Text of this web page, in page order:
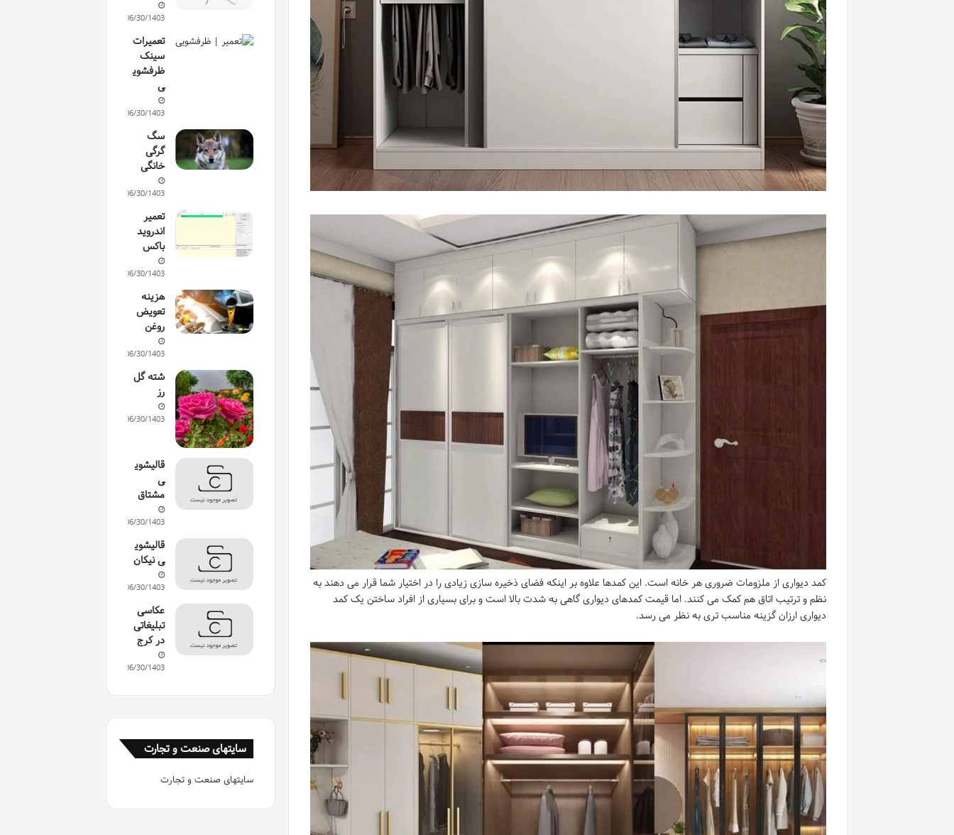
کمد دیواری از ملزومات ضروری هر خانه است. این کمدها علاوه بر اینکه فضای ذخیره سازی زیادی را در اختیار شما قرار می دهند به
نظم و ترتیب اتاق هم کمک می کنند. اما قیمت کمدهای دیواری گاهی به شدت بالا است و برای بسیاری از افراد ساختن یک کمد
دیواری ارزان گزینه مناسب تری به نظر می رسد.
06/30/1403
تعمیرات
سینک
ظرفشوی
ی
06/30/1403
سگ
گرگی
خانگی
06/30/1403
تعمیر
اندروید
باکس
06/30/1403
هزینه
تعویض
روغن
06/30/1403
شته گل
رز
06/30/1403
قالیشوی
ی
مشتاق
06/30/1403
قالیشوی
ی نیکان
06/30/1403
عکاسی
تبلیغاتی
در کرج
06/30/1403
سایتهای صنعت و تجارت
سایتهای صنعت و تجارت